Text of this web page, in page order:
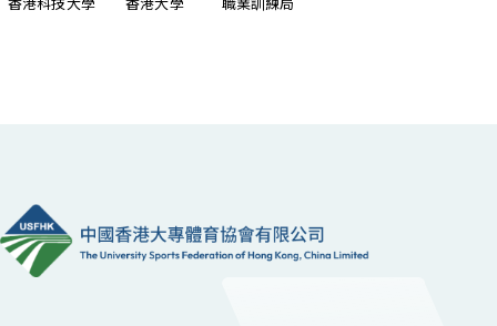
香港科技大學 香港大學 職業訓練局